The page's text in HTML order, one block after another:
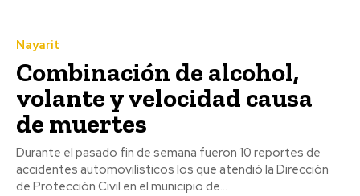
Nayarit
Combinación de alcohol,
volante y velocidad causa
de muertes
Durante el pasado fin de semana fueron 10 reportes de
accidentes automovilísticos los que atendió la Dirección
de Protección Civil en el municipio de...